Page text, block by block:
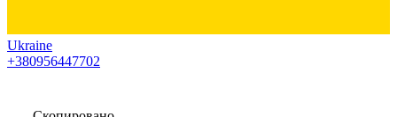
Ukraine
+380956447702